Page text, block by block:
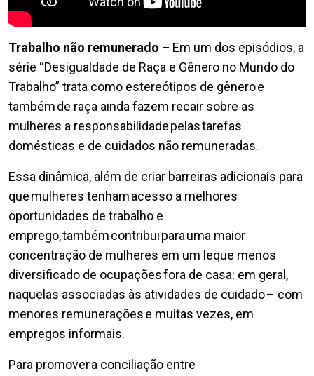
Trabalho não remunerado – Em um dos episódios, a
série “Desigualdade de Raça e Gênero no Mundo do
Trabalho” trata como estereótipos de gênero e
também de raça ainda fazem recair sobre as
mulheres a responsabilidade pelas tarefas
domésticas e de cuidados não remuneradas.
Essa dinâmica, além de criar barreiras adicionais para
que mulheres tenham acesso a melhores
oportunidades de trabalho e
emprego, também contribui para uma maior
concentração de mulheres em um leque menos
diversificado de ocupações fora de casa: em geral,
naquelas associadas às atividades de cuidado – com
menores remunerações e muitas vezes, em
empregos informais.
Para promover a conciliação entre